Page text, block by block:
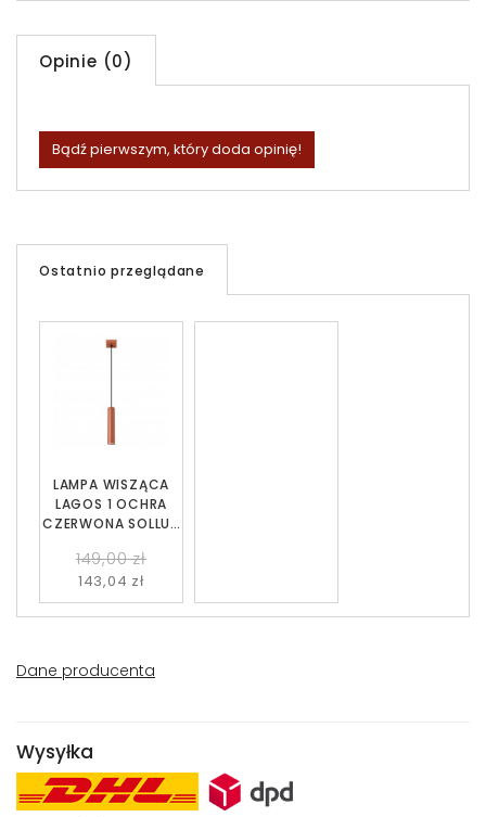
Opinie (0)
Bądź pierwszym, który doda opinię!
Ostatnio przeglądane
LAMPA WISZĄCA
LAGOS 1 OCHRA
CZERWONA SOLLUX
149,00 zł
143,04 zł
Dane producenta
Wysyłka